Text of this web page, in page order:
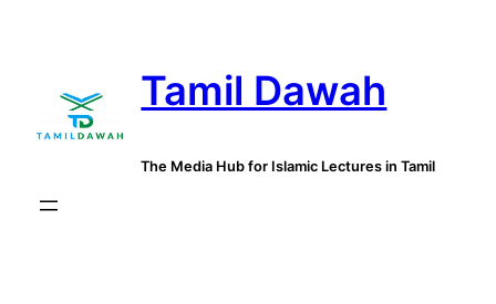
Tamil Dawah
The Media Hub for Islamic Lectures in Tamil